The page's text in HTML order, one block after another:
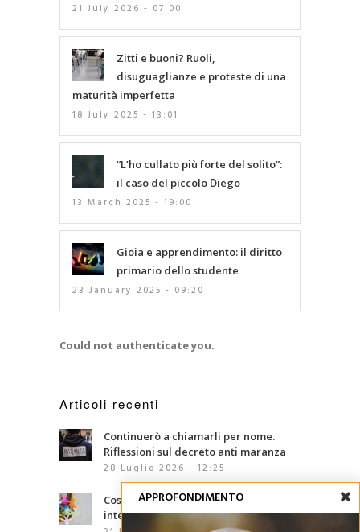
21 July 2026 - 07:00
Zitti e buoni? Ruoli,
disuguaglianze e proteste di una
maturità imperfetta
18 July 2025 - 13:01
“L’ho cullato più forte del solito”:
il caso del piccolo Diego
13 March 2025 - 19:00
Gioia e apprendimento: il diritto
primario dello studente
23 January 2025 - 09:20
Could not authenticate you.
Articoli recenti
Continuerò a chiamarli per nome.
Riflessioni sul decreto anti maranza
28 Luglio 2026 - 12:25
Cosa sono le competenze
interculturali?
APPROFONDIMENTO